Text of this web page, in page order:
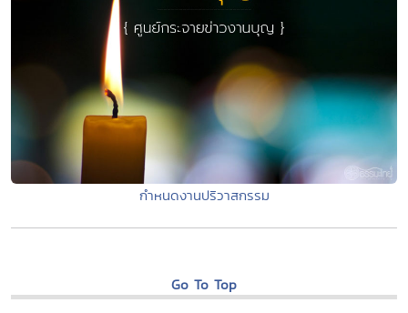
กำหนดงานปริวาสกรรม
Go To Top